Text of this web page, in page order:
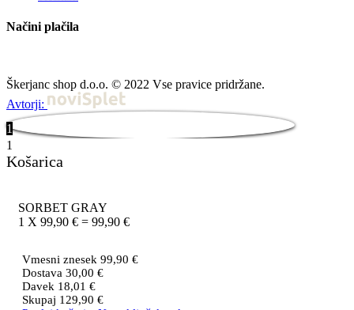
Načini plačila
Škerjanc shop d.o.o. © 2022 Vse pravice pridržane.
Avtorji:
1
1
Košarica
SORBET GRAY
1 X 99,90 € = 99,90 €
Vmesni znesek 99,90 €
Dostava 30,00 €
Davek 18,01 €
Skupaj 129,90 €